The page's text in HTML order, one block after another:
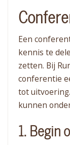
Een
kennis te
zetten. Bij
conferentie
tot
kunnen
1. Begin